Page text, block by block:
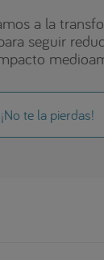
a la
seguir
¡No te la pierdas!